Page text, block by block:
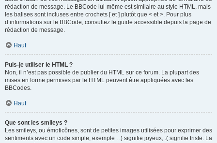
rédaction de message. Le BBCode lui-même est similaire au style HTML, mais
les balises sont incluses entre crochets [ et ] plutôt que < et >. Pour plus
d’informations sur le BBCode, consultez le guide accessible depuis la page de
rédaction de message.
Haut
Puis-je utiliser le HTML ?
Non, il n’est pas possible de publier du HTML sur ce forum. La plupart des
mises en forme permises par le HTML peuvent être appliquées avec les
BBCodes.
Haut
Que sont les smileys ?
Les smileys, ou émoticônes, sont de petites images utilisées pour exprimer des
sentiments avec un code simple, exemple : :) signifie joyeux, :( signifie triste. La